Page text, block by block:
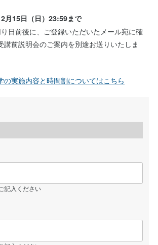
月15日（日）23:59まで
日前後に、ご登録いただいたメール宛に確
講前説明会のご案内を別途お送りいたしま
の実施内容と時間割についてはこちら
記入ください